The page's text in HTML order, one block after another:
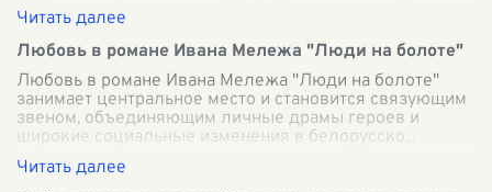
Любовь в романе Ивана Мележа "Люди на болоте"
Любовь в романе Ивана Мележа "Люди на болоте"
занимает центральное место и становится связующим
звеном, объединяющим личные драмы героев и
широкие социальные изменения в белорусско